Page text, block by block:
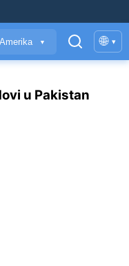
▼ 🌐 ▾
u Pakistan